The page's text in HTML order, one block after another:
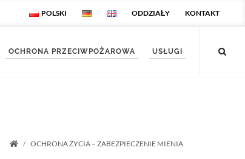
POLSKI ODDZIAŁY KONTAKT
OCHRONA PRZECIWPOŻAROWA USŁUGI
Startseite
OCHRONA ŻYCIA – ZABEZPIECZENIE MIENIA